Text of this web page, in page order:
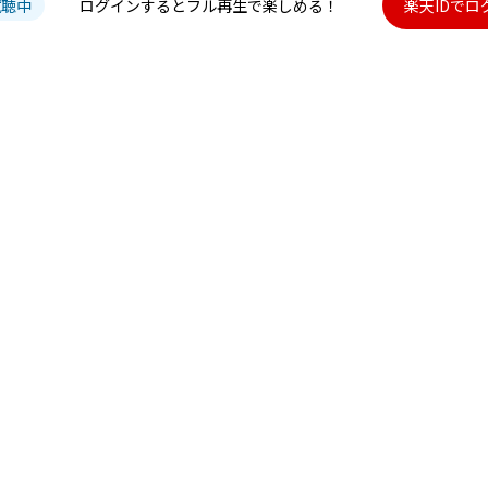
中 ログインするとフル再生で楽しめる！ 楽天IDでロ